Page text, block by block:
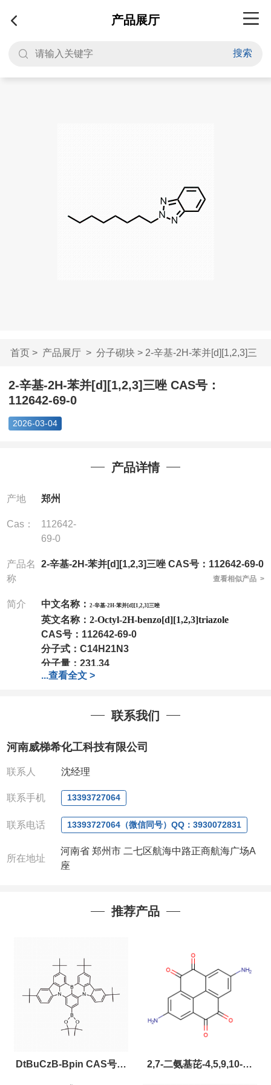
产品展厅
搜索
首页> 产品展厅> 分子砌块> 2-辛基-2H-苯并[d][1,2,3]三
唑...
2-辛基-2H-苯并[d][1,2,3]三唑 CAS号：
112642-69-0
2026-03-04
产品详情
产地 郑州
Cas：
112642-
69-0
产品名
称
2-辛基-2H-苯并[d][1,2,3]三唑 CAS号：112642-69-0
查看相似产品 >
简介 中文名称： 2-辛基-2H-苯并[d][1,2,3]三唑
英文名称： 2-Octyl-2H-benzo[d][1,2,3]triazole
CAS号： 112642-69-0
分子式： C14H21N3
分子量： 231.34
可根据客户需求进行分装
我司对高校及科研单位先发货和
全额退款,并承担所有运费。
:0371-63377391/13393727064
QQ:3930072831
微信 :13393727064
联系人: 沈晓东(欢迎致电
...查看全文 >
联系我们
河南威梯希化工科技有限公司
联系人 沈经理
联系手机 13393727064
联系电话 13393727064（微信同号）QQ：3930072831
所在地址
河南省 郑州市 二七区航海中路正商航海广场A
座
推荐产品
DtBuCzB-Bpin CAS号： 2,7-二氨基芘-4,5,9,10-四